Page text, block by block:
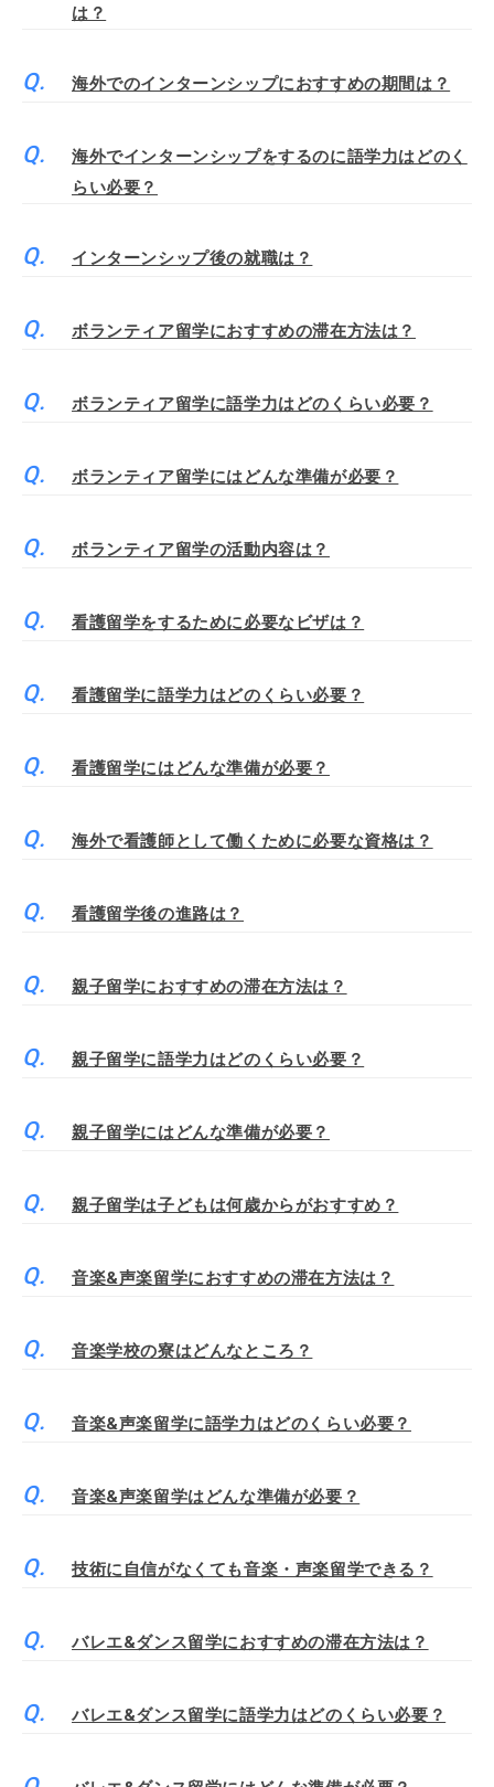
は？
海外でのインターンシップにおすすめの期間は？
海外でインターンシップをするのに語学力はどのく
らい必要？
インターンシップ後の就職は？
ボランティア留学におすすめの滞在方法は？
ボランティア留学に語学力はどのくらい必要？
ボランティア留学にはどんな準備が必要？
ボランティア留学の活動内容は？
看護留学をするために必要なビザは？
看護留学に語学力はどのくらい必要？
看護留学にはどんな準備が必要？
海外で看護師として働くために必要な資格は？
看護留学後の進路は？
親子留学におすすめの滞在方法は？
親子留学に語学力はどのくらい必要？
親子留学にはどんな準備が必要？
親子留学は子どもは何歳からがおすすめ？
音楽&声楽留学におすすめの滞在方法は？
音楽学校の寮はどんなところ？
音楽&声楽留学に語学力はどのくらい必要？
音楽&声楽留学はどんな準備が必要？
技術に自信がなくても音楽・声楽留学できる？
バレエ&ダンス留学におすすめの滞在方法は？
バレエ&ダンス留学に語学力はどのくらい必要？